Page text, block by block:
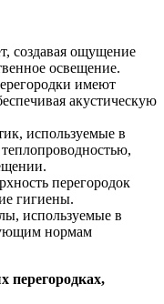
создавая ощущение
освещение.
имеют
акустическую
используемые в
перегородок
гигиены.
используемые в
нормам